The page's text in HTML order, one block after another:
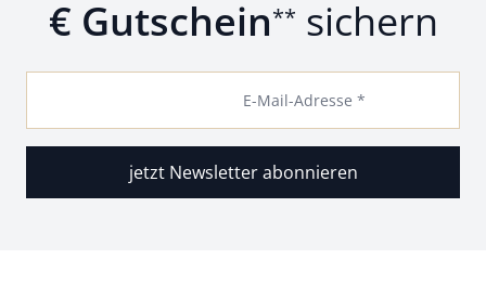
€ Gutschein** sichern
E-Mail-Adresse *
jetzt Newsletter abonnieren